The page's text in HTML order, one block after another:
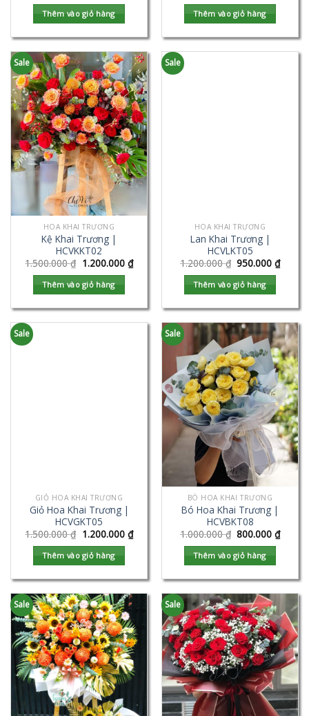
Thêm vào giỏ hàng Thêm vào giỏ hàng
Sale
HOA KHAI TRƯƠNG
Kệ Khai Trương |
HCVKKT02
1.500.000₫ 1.200.000 ₫
Thêm vào giỏ hàng
Sale
HOA KHAI TRƯƠNG
Lan Khai Trương |
HCVLKT05
1.200.000₫ 950.000₫
Thêm vào giỏ hàng
Sale
GIỎ HOA KHAI TRƯƠNG
Giỏ Hoa Khai Trương |
HCVGKT05
1.500.000₫ 1.200.000 ₫
Thêm vào giỏ hàng
Sale
BÓ HOA KHAI TRƯƠNG
Bó Hoa Khai Trương |
HCVBKT08
1.000.000₫ 800.000₫
Thêm vào giỏ hàng
Sale Sale